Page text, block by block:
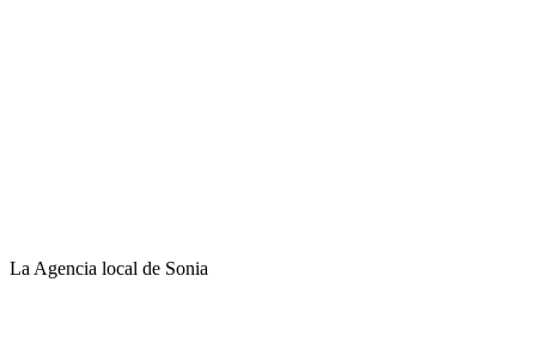
La Agencia local de Sonia